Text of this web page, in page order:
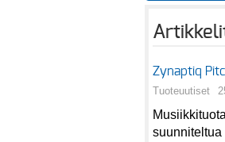
Zynaptiq
Tuoteuutiset
suunniteltua